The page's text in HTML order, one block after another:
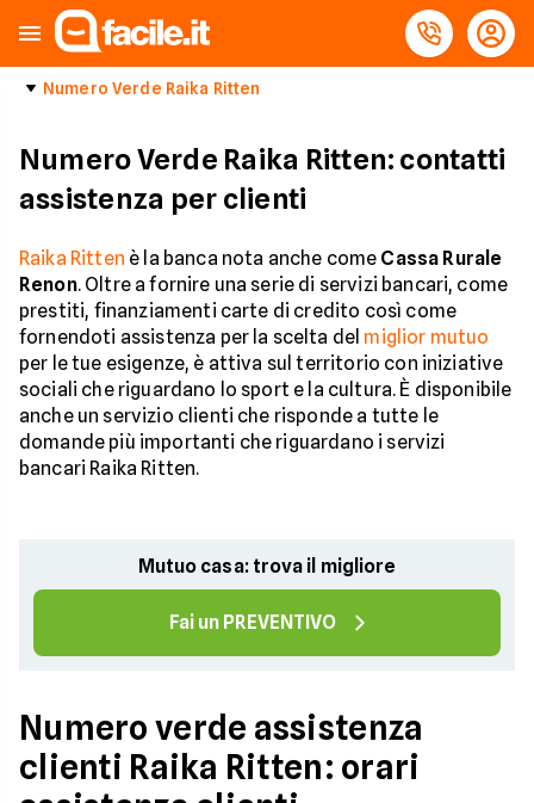
Numero Verde Raika Ritten
Numero Verde Raika Ritten: contatti
assistenza per clienti
Raika Ritten è la banca nota anche come Cassa Rurale
Renon. Oltre a fornire una serie di servizi bancari, come
prestiti, finanziamenti carte di credito così come
fornendoti assistenza per la scelta del miglior mutuo
per le tue esigenze, è attiva sul territorio con iniziative
sociali che riguardano lo sport e la cultura. È disponibile
anche un servizio clienti che risponde a tutte le
domande più importanti che riguardano i servizi
bancari Raika Ritten.
Mutuo casa: trova il migliore
Fai un PREVENTIVO
Numero verde assistenza
clienti Raika Ritten: orari